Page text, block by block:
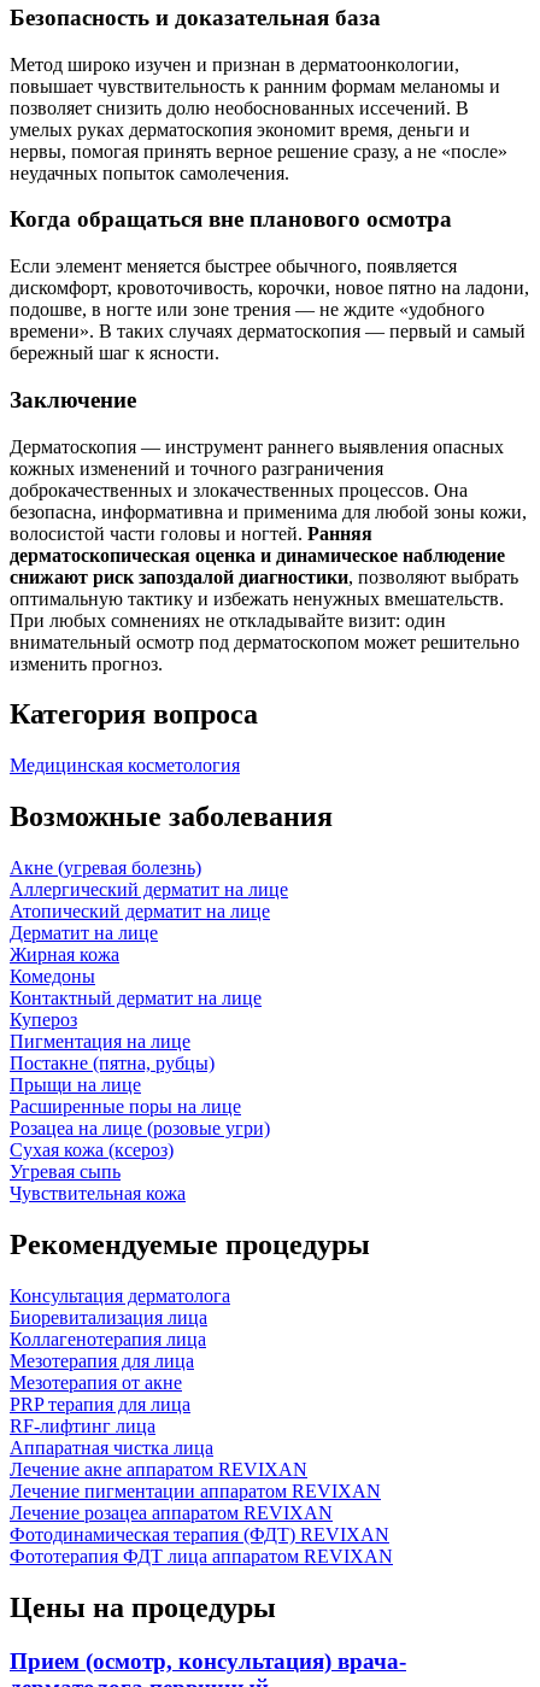
Безопасность и доказательная база
Метод широко изучен и признан в дерматоонкологии,
повышает чувствительность к ранним формам меланомы и
позволяет снизить долю необоснованных иссечений. В
умелых руках дерматоскопия экономит время, деньги и
нервы, помогая принять верное решение сразу, а не «после»
неудачных попыток самолечения.
Когда обращаться вне планового осмотра
Если элемент меняется быстрее обычного, появляется
дискомфорт, кровоточивость, корочки, новое пятно на ладони,
подошве, в ногте или зоне трения — не ждите «удобного
времени». В таких случаях дерматоскопия — первый и самый
бережный шаг к ясности.
Заключение
Дерматоскопия — инструмент раннего выявления опасных
кожных изменений и точного разграничения
доброкачественных и злокачественных процессов. Она
безопасна, информативна и применима для любой зоны кожи,
волосистой части головы и ногтей. Ранняя
дерматоскопическая оценка и динамическое наблюдение
снижают риск запоздалой диагностики, позволяют выбрать
оптимальную тактику и избежать ненужных вмешательств.
При любых сомнениях не откладывайте визит: один
внимательный осмотр под дерматоскопом может решительно
изменить прогноз.
Категория вопроса
Медицинская косметология
Возможные заболевания
Акне (угревая болезнь)
Аллергический дерматит на лице
Атопический дерматит на лице
Дерматит на лице
Жирная кожа
Комедоны
Контактный дерматит на лице
Купероз
Пигментация на лице
Постакне (пятна, рубцы)
Прыщи на лице
Расширенные поры на лице
Розацеа на лице (розовые угри)
Сухая кожа (ксероз)
Угревая сыпь
Чувствительная кожа
Рекомендуемые процедуры
Консультация дерматолога
Биоревитализация лица
Коллагенотерапия лица
Мезотерапия для лица
Мезотерапия от акне
PRP терапия для лица
RF-лифтинг лица
Аппаратная чистка лица
Лечение акне аппаратом REVIXAN
Лечение пигментации аппаратом REVIXAN
Лечение розацеа аппаратом REVIXAN
Фотодинамическая терапия (ФДТ) REVIXAN
Фототерапия ФДТ лица аппаратом REVIXAN
Цены на процедуры
Прием (осмотр, консультация) врача-